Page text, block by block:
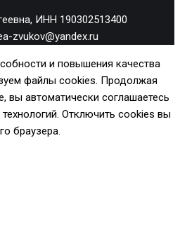
ИНН 190302513400
zvukov@yandex.ru
и повышения качества
файлы cookies. Продолжая
вы автоматически соглашаетесь
Отключить cookies вы
браузера.